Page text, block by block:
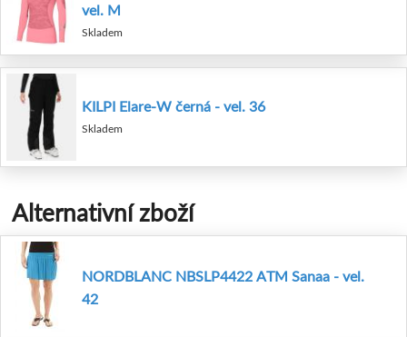
vel. M
Skladem
KILPI Elare-W černá - vel. 36
Skladem
Alternativní zboží
NORDBLANC NBSLP4422 ATM Sanaa - vel.
42